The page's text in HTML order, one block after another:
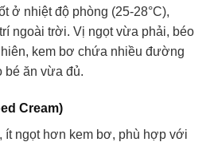
ở nhiệt độ phòng (25-28°C),
ngoài trời. Vị ngọt vừa phải, béo
kem bơ chứa nhiều đường
bé ăn vừa đủ.
Cream)
ít ngọt hơn kem bơ, phù hợp với